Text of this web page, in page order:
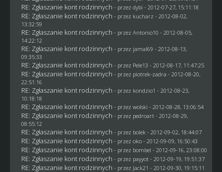
RE: Zgłaszanie kont rodzinnych - przez dybi - 2012-07-27, 15:11:18
RE: Zgłaszanie kont rodzinnych - przez kucharz - 2012-08-02,
13:32:59
RE: Zgłaszanie kont rodzinnych - przez Antonio10 - 2012-08-05,
14:22:12
RE: Zgłaszanie kont rodzinnych - przez jamal69 - 2012-08-13,
09:35:33
RE: Zgłaszanie kont rodzinnych - przez Pele13 - 2012-08-17, 11:47:25
RE: Zgłaszanie kont rodzinnych - przez piotrek-zadra - 2012-08-20,
22:51:16
RE: Zgłaszanie kont rodzinnych - przez kondzio1 - 2012-08-23,
10:18:18
RE: Zgłaszanie kont rodzinnych - przez wolski - 2012-08-28, 13:06:54
RE: Zgłaszanie kont rodzinnych - przez pedroart- 2012-08-29,
08:55:12
RE: Zgłaszanie kont rodzinnych - przez bolek- 2012-09-02, 18:44:07
RE: Zgłaszanie kont rodzinnych - przez oko- 2012-09-09, 16:50:43
RE: Zgłaszanie kont rodzinnych - przez bombel - 2012-09-16, 23:08:00
RE: Zgłaszanie kont rodzinnych - przez payyot- 2012-09-19, 19:51:37
RE: Zgłaszanie kont rodzinnych - przez Jack21 - 2012-09-30, 19:15:11